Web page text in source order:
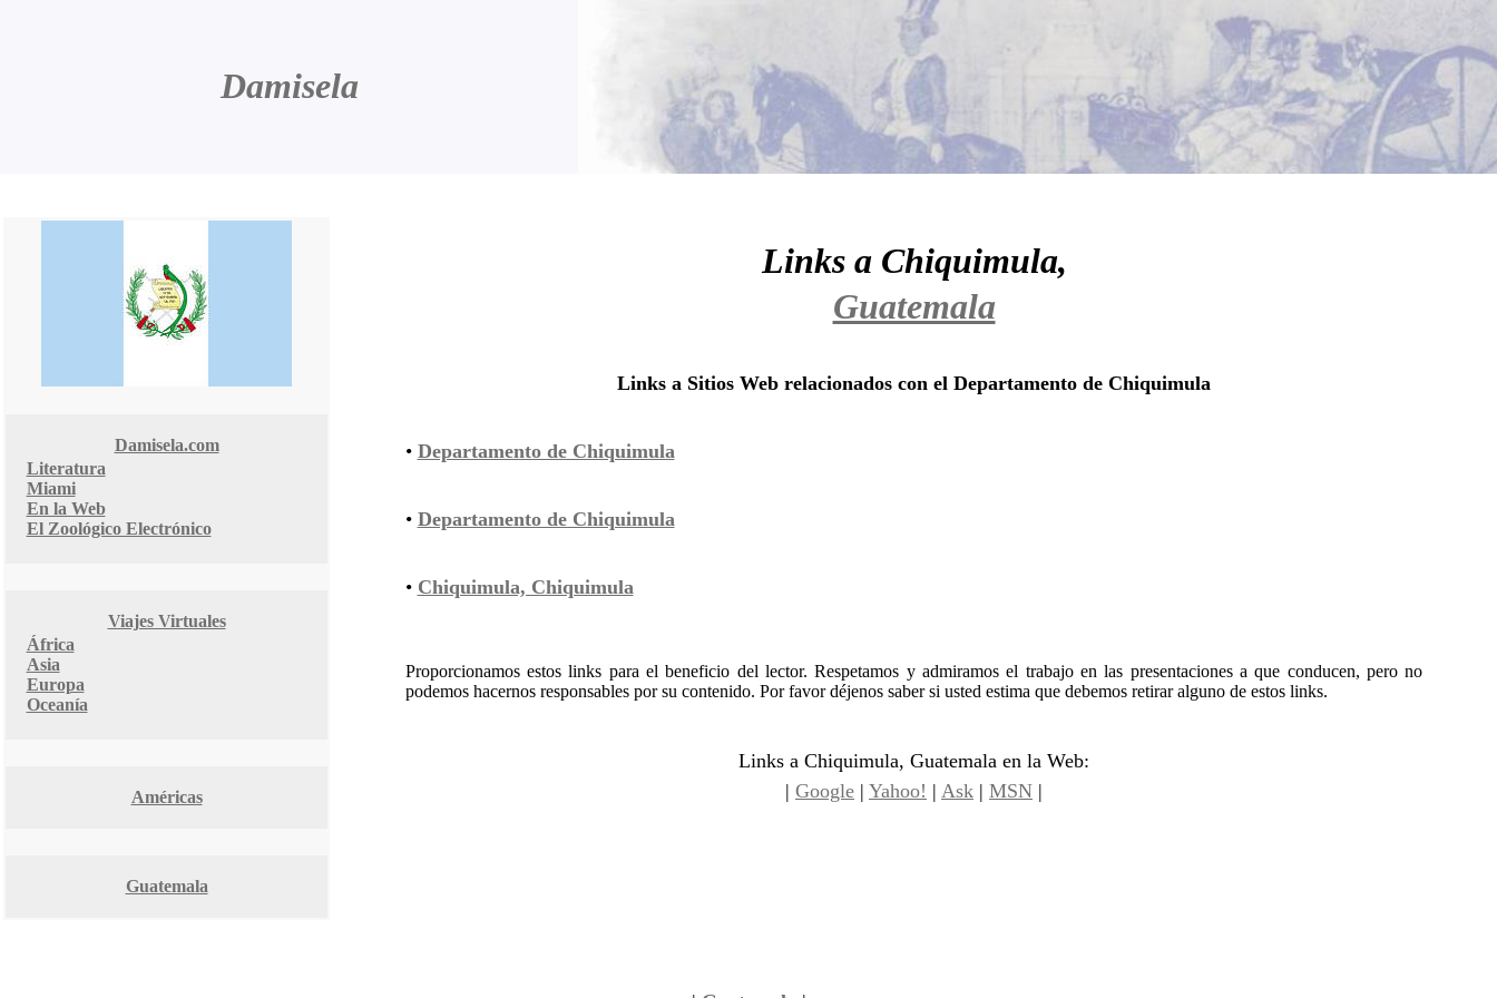
Damisela
Damisela.com
Literatura
Miami
En la Web
El Zoológico Electrónico
Viajes Virtuales
África
Asia
Europa
Oceanía
Américas
Guatemala
Links a Chiquimula,
Guatemala
Links a Sitios Web relacionados con el Departamento de Chiquimula
• Departamento de Chiquimula
• Departamento de Chiquimula
• Chiquimula, Chiquimula
Proporcionamos estos links para el beneficio del lector. Respetamos y admiramos el trabajo en las presentaciones a que conducen, pero no
podemos hacernos responsables por su contenido. Por favor déjenos saber si usted estima que debemos retirar alguno de estos links.
Links a Chiquimula, Guatemala en la Web:
| Google | Yahoo! | Ask | MSN |